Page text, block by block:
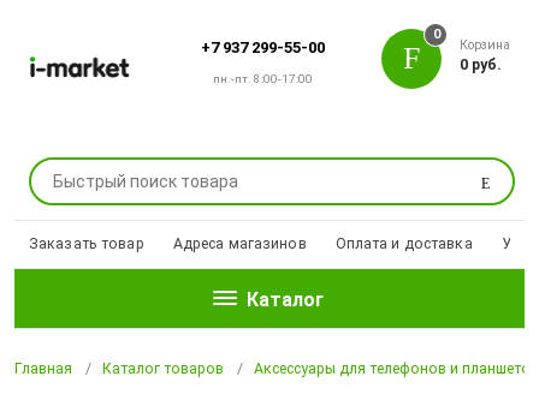
+7 937 299-55-00
пн.-пт. 8:00-17:00
Поиск
0
Корзина
0 руб.
Заказать товар Адреса магазинов Оплата и доставка
Каталог
Главная Каталог товаров Аксессуары для телефонов и планшетов